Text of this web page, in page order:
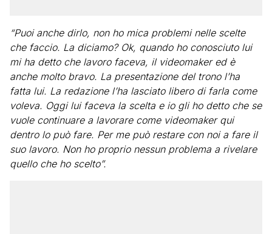
“Puoi anche dirlo, non ho mica problemi nelle scelte
che faccio. La diciamo? Ok, quando ho conosciuto lui
mi ha detto che lavoro faceva, il videomaker ed è
anche molto bravo. La presentazione del trono l’ha
fatta lui. La redazione l’ha lasciato libero di farla come
voleva. Oggi lui faceva la scelta e io gli ho detto che se
vuole continuare a lavorare come videomaker qui
dentro lo può fare. Per me può restare con noi a fare il
suo lavoro. Non ho proprio nessun problema a rivelare
quello che ho scelto”.